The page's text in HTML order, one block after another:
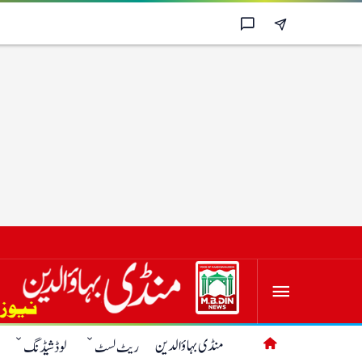
منڈی بہاؤالدین ریٹ لسٹ لوڈشیڈنگ